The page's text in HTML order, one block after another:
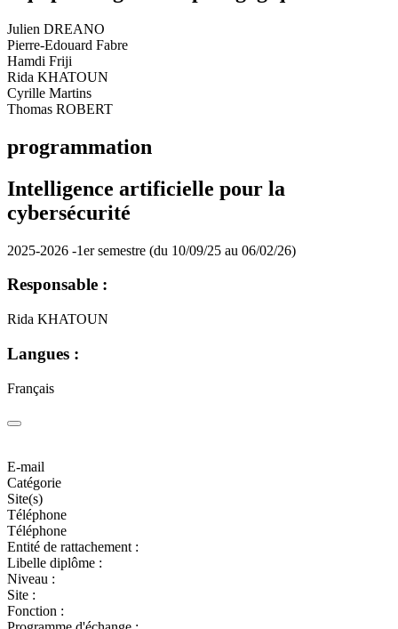
Julien DREANO
Pierre-Edouard Fabre
Hamdi Friji
Rida KHATOUN
Cyrille Martins
Thomas ROBERT
programmation
Intelligence artificielle pour la
cybersécurité
2025-2026 -1er semestre (du 10/09/25 au 06/02/26)
Responsable :
Rida KHATOUN
Langues :
Français
E-mail
Catégorie
Site(s)
Téléphone
Téléphone
Entité de rattachement :
Libelle diplôme :
Niveau :
Site :
Fonction :